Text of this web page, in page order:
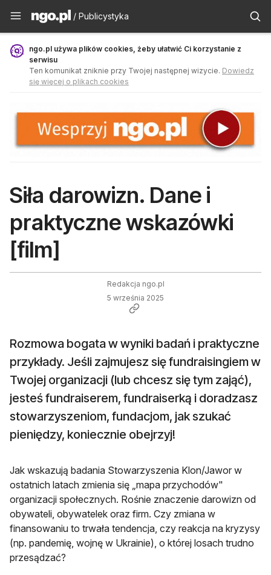
Publicystyka - ngo.pl
/ Publicystyka
ngo.pl używa plików cookies, żeby ułatwić Ci korzystanie z
serwisu
Ten komunikat zniknie przy Twojej następnej wizycie. Dowiedz
się więcej o plikach cookies
Siła darowizn. Dane i
praktyczne wskazówki
[film]
Redakcja ngo.pl
5 września 2025
Rozmowa bogata w wyniki badań i praktyczne
przykłady. Jeśli zajmujesz się fundraisingiem w
Twojej organizacji (lub chcesz się tym zająć),
jesteś fundraiserem, fundraiserką i doradzasz
stowarzyszeniom, fundacjom, jak szukać
pieniędzy, koniecznie obejrzyj!
Jak wskazują badania Stowarzyszenia Klon/Jawor w
ostatnich latach zmienia się „mapa przychodów"
organizacji społecznych. Rośnie znaczenie darowizn od
obywateli, obywatelek oraz firm. Czy zmiana w
finansowaniu to trwała tendencja, czy reakcja na kryzysy
(np. pandemię, wojnę w Ukrainie), o której losach trudno
przesądzać?